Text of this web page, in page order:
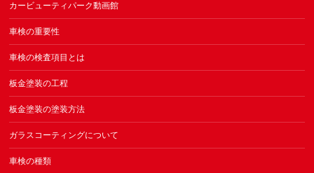
カービューティパーク動画館
車検の重要性
車検の検査項目とは
板金塗装の工程
板金塗装の塗装方法
ガラスコーティングについて
車検の種類